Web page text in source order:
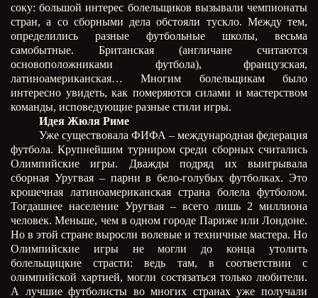
соку: большой интерес болельщиков вызывали чемпионаты
стран, а со сборными дела обстояли тускло. Между тем,
определились разные футбольные школы, весьма
самобытные. Британская (англичане считаются
основоположниками футбола), французская,
латиноамериканская… Многим болельщикам было
интересно увидеть, как померяются силами и мастерством
команды, исповедующие разные стили игры.
Идея Жюля Риме
Уже существовала ФИФА – международная федерация
футбола. Крупнейшим турниром среди сборных считались
Олимпийские игры. Дважды подряд их выигрывала
сборная Уругвая – парни в бело-голубых футболках. Это
крошечная латиноамериканская страна болела футболом.
Тогдашнее население Уругвая – всего лишь 2 миллиона
человек. Меньше, чем в одном городе Париже или Лондоне.
Но в этой стране выросли волевые и техничные мастера. Но
Олимпийские игры не могли до конца утолить
болельщицкие страсти: ведь там, в соответствии с
олимпийской хартией, могли состязаться только любители.
А лучшие футболисты во многих странах уже получали